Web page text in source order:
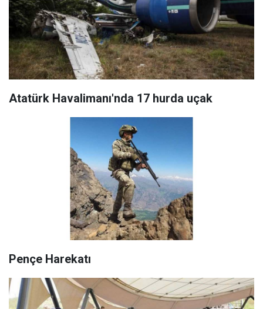
Atatürk Havalimanı'nda 17 hurda uçak
Pençe Harekatı